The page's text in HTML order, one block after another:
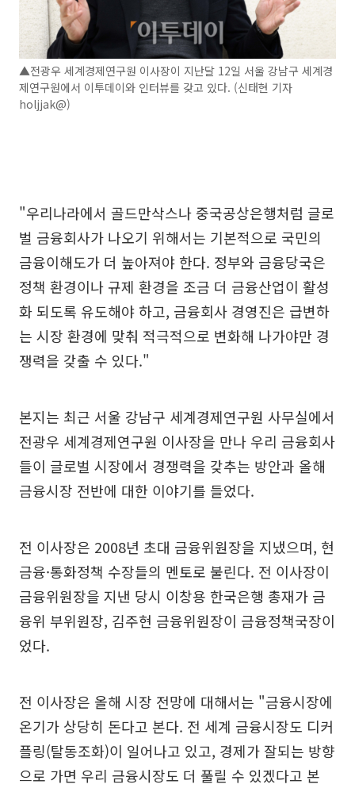
▲전광우 세계경제연구원 이사장이 지난달 12일 서울 강남구 세계경
제연구원에서 이투데이와 인터뷰를 갖고 있다. (신태현 기자
holjjak@)
"우리나라에서 골드만삭스나 중국공상은행처럼 글로
벌 금융회사가 나오기 위해서는 기본적으로 국민의
금융이해도가 더 높아져야 한다. 정부와 금융당국은
정책 환경이나 규제 환경을 조금 더 금융산업이 활성
화 되도록 유도해야 하고, 금융회사 경영진은 급변하
는 시장 환경에 맞춰 적극적으로 변화해 나가야만 경
쟁력을 갖출 수 있다."
본지는 최근 서울 강남구 세계경제연구원 사무실에서
전광우 세계경제연구원 이사장을 만나 우리 금융회사
들이 글로벌 시장에서 경쟁력을 갖추는 방안과 올해
금융시장 전반에 대한 이야기를 들었다.
전 이사장은 2008년 초대 금융위원장을 지냈으며, 현
금융·통화정책 수장들의 멘토로 불린다. 전 이사장이
금융위원장을 지낸 당시 이창용 한국은행 총재가 금
융위 부위원장, 김주현 금융위원장이 금융정책국장이
었다.
전 이사장은 올해 시장 전망에 대해서는 "금융시장에
온기가 상당히 돈다고 본다. 전 세계 금융시장도 디커
플링(탈동조화)이 일어나고 있고, 경제가 잘되는 방향
으로 가면 우리 금융시장도 더 풀릴 수 있겠다고 본